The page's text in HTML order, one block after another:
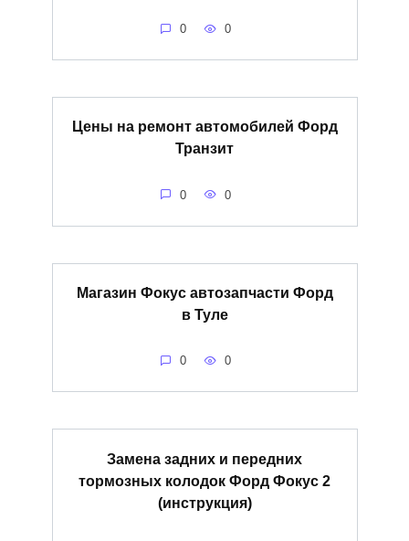
0 0
Цены на ремонт автомобилей Форд
Транзит
0 0
Магазин Фокус автозапчасти Форд
в Туле
0 0
Замена задних и передних
тормозных колодок Форд Фокус 2
(инструкция)